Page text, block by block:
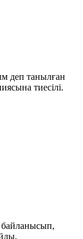
деп танылған
тиесілі.
байланысып,